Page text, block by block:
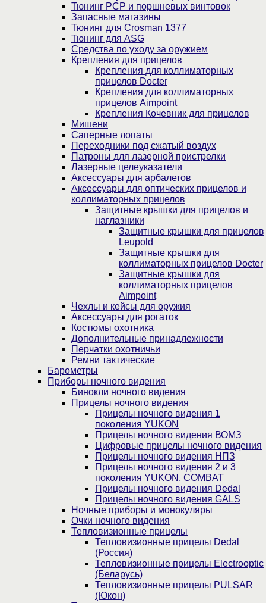
Тюнинг PCP и поршневых винтовок
Запасные магазины
Тюнинг для Crosman 1377
Тюнинг для ASG
Средства по уходу за оружием
Крепления для прицелов
Крепления для коллиматорных
прицелов Docter
Крепления для коллиматорных
прицелов Aimpoint
Крепления Кочевник для прицелов
Мишени
Саперные лопаты
Переходники под сжатый воздух
Патроны для лазерной пристрелки
Лазерные целеуказатели
Аксессуары для арбалетов
Аксессуары для оптических прицелов и
коллиматорных прицелов
Защитные крышки для прицелов и
наглазники
Защитные крышки для прицелов
Leupold
Защитные крышки для
коллиматорных прицелов Docter
Защитные крышки для
коллиматорных прицелов
Aimpoint
Чехлы и кейсы для оружия
Аксессуары для рогаток
Костюмы охотника
Дополнительные принадлежности
Перчатки охотничьи
Ремни тактические
Барометры
Приборы ночного видения
Бинокли ночного видения
Прицелы ночного видения
Прицелы ночного видения 1
поколения YUKON
Прицелы ночного видения ВОМЗ
Цифровые прицелы ночного видения
Прицелы ночного видения НПЗ
Прицелы ночного видения 2 и 3
поколения YUKON, COMBAT
Прицелы ночного видения Dedal
Прицелы ночного видения GALS
Ночные приборы и монокуляры
Очки ночного видения
Тепловизионные прицелы
Тепловизионные прицелы Dedal
(Россия)
Тепловизионные прицелы Electrooptic
(Беларусь)
Тепловизионные прицелы PULSAR
(Юкон)